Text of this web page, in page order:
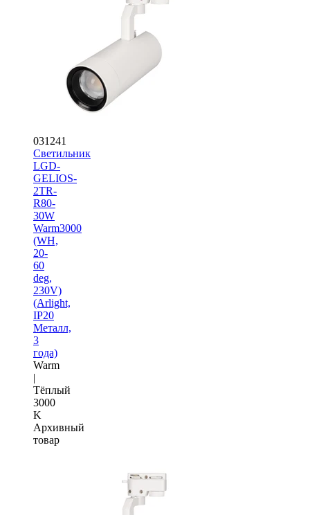
031241
Светильник
LGD-
GELIOS-
2TR-
R80-
30W
Warm3000
(WH,
20-
60
deg,
230V)
(Arlight,
IP20
Металл,
3
года)
Warm
|
Тёплый
3000
K
Архивный
товар